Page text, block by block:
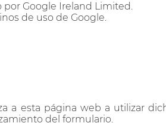
por Google Ireland Limited.
de uso de Google.
a esta página web a utilizar
del formulario.